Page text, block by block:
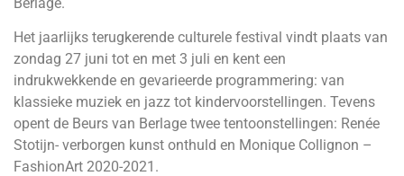
Het jaarlijks terugkerende culturele festival vindt plaats van
zondag 27 juni tot en met 3 juli en kent een
indrukwekkende en gevarieerde programmering: van
klassieke muziek en jazz tot kindervoorstellingen. Tevens
opent de Beurs van Berlage twee tentoonstellingen: Renée
Stotijn- verborgen kunst onthuld en Monique Collignon –
FashionArt 2020-2021.